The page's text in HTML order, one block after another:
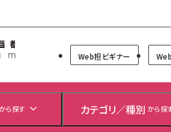
Web担当者Forum
Web担ビギナー
から探す カテゴリ／種別 から探
＼ 8月27日開催、申